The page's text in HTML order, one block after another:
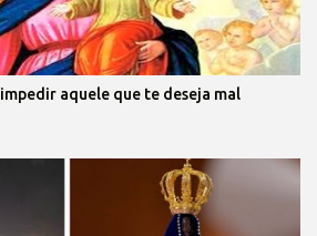
aquele que te deseja mal